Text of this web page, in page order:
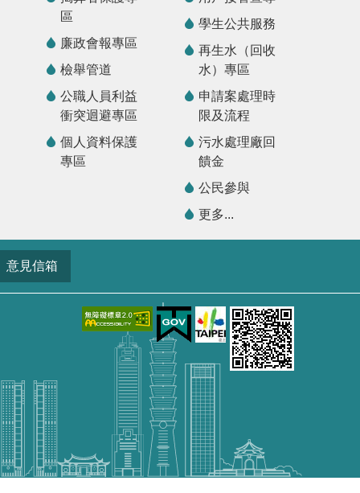
區
廉政會報專區
檢舉管道
公職人員利益
衝突迴避專區
個人資料保護
專區
學生公共服務
再生水（回收
水）專區
申請案處理時
限及流程
污水處理廠回
饋金
公民參與
更多...
意見信箱